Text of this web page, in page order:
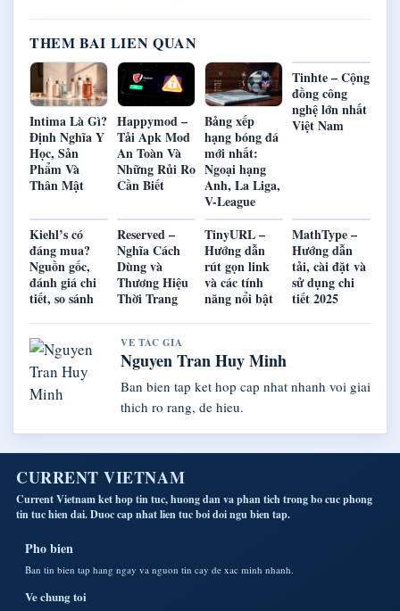
THEM BAI LIEN QUAN
Intima Là Gì?
Định Nghĩa Y
Học, Sản
Phẩm Và
Thân Mật
Happymod –
Tải Apk Mod
An Toàn Và
Những Rủi Ro
Cần Biết
Bảng xếp
hạng bóng đá
mới nhất:
Ngoại hạng
Anh, La Liga,
V-League
Tinhte – Cộng
đồng công
nghệ lớn nhất
Việt Nam
Kiehl’s có
đáng mua?
Nguồn gốc,
đánh giá chi
tiết, so sánh
Reserved –
Nghĩa Cách
Dùng và
Thương Hiệu
Thời Trang
TinyURL –
Hướng dẫn
rút gọn link
và các tính
năng nổi bật
MathType –
Hướng dẫn
tải, cài đặt và
sử dụng chi
tiết 2025
VE TAC GIA
Nguyen Tran Huy Minh
Ban bien tap ket hop cap nhat nhanh voi giai
thich ro rang, de hieu.
CURRENT VIETNAM
Current Vietnam ket hop tin tuc, huong dan va phan tich trong bo cuc phong
tin tuc hien dai. Duoc cap nhat lien tuc boi doi ngu bien tap.
Pho bien
Ban tin bien tap hang ngay va nguon tin cay de xac minh nhanh.
Ve chung toi